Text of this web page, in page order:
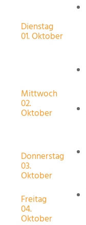
Dienstag
01. Oktober
Mittwoch
02.
Oktober
Donnerstag
03.
Oktober
Freitag
04.
Oktober